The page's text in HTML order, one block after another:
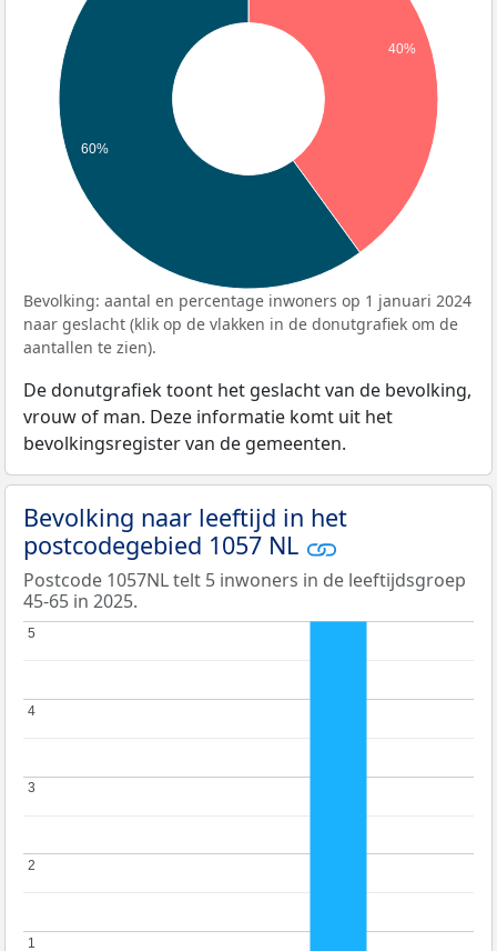
40%
60%
Bevolking: aantal en percentage inwoners op 1 januari 2024
naar geslacht (klik op de vlakken in de donutgrafiek om de
aantallen te zien).
De donutgrafiek toont het geslacht van de bevolking,
vrouw of man. Deze informatie komt uit het
bevolkingsregister van de gemeenten.
Bevolking naar leeftijd in het
postcodegebied 1057 NL
Postcode 1057NL telt 5 inwoners in de leeftijdsgroep
45-65 in 2025.
11
2
2
3
3
4
4
5
5